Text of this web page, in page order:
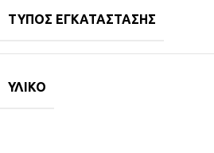
ΤΎΠΟΣ ΕΓΚΑΤΆΣΤΑΣΗΣ
ΥΛΙΚΌ